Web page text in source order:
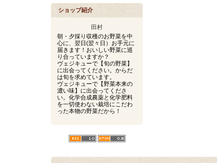
ショップ紹介
田村
朝・夕採り収穫のお野菜を中
心に、翌日(翌々日）お手元に
届きます！おいしい野菜に巡
り合っていますか？
ヴェジキューで【旬の野菜】
に出会ってください。からだ
は旬を求めています。
ヴェジキューで【野菜本来の
濃い味】に出会ってくださ
い。化学合成農薬と化学肥料
を一切使わない栽培にこだわ
った本物の野菜だから！